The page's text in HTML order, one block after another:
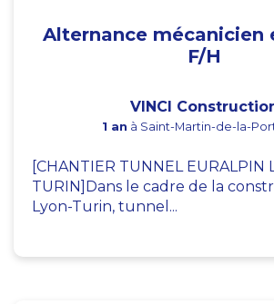
Alternance mécanicien
F/H
VINCI
1 an à Saint-Martin-de-la-
[CHANTIER TUNNEL EURALPIN
TURIN]Dans le cadre de la
Lyon-Turin, tunnel...